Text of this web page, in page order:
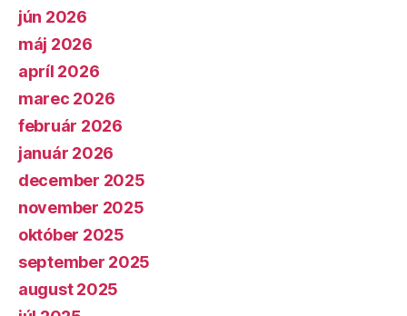
jún 2026
máj 2026
apríl 2026
marec 2026
február 2026
január 2026
december 2025
november 2025
október 2025
september 2025
august 2025